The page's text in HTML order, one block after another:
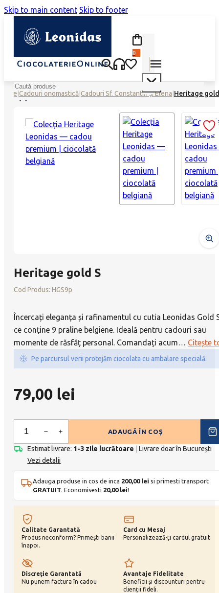
Skip to main content Skip to footer
0
Search
Cadouri onomastică Cadouri Sf. Constantin și Elena Heritage
Heritage gold S
Cod Produs: HGS9p
Încercați eleganța și rafinamentul cu cutia Leonidas Gold
ce conține 9 praline belgiene. Ideală pentru cadouri sau
momente de răsfăț personal. Comandați acum… Citește
Pe parcursul verii protejăm ciocolata cu ambalare specială.
79,00 lei
Heritage
gold
ADAUGĂ ÎN COȘ
Estimat livrare: 1-3 zile lucrătoare
Livrare doar în București
Vezi detalii
Adauga produse in cos de inca 200,00 lei si primesti transport
GRATUIT . Economisesti 20,00 lei!
Calitate Garantată
Produs neconform? Primești banii
înapoi.
Card cu Mesaj
Personalizează-ți cardul gratuit
Discreție Garantată
Nu punem factura în cadou
Avantaje Fidelitate
Beneficii și discounturi pentru
clienții fideli.